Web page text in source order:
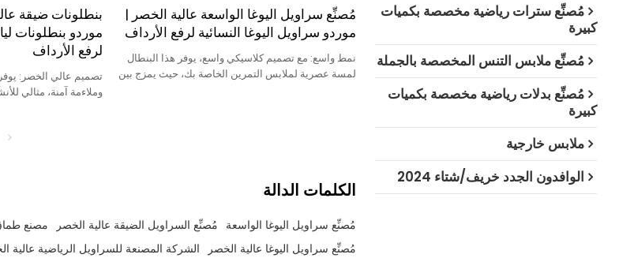
مُصنِّع سراويل اليوغا الواسعة عالية الخصر |
موردو سراويل اليوغا النسائية لرفع الأرداف
نمط واسع: مع تصميم كلاسيكي واسع، يوفر هذا البنطال
لمسة عصرية لملابس التمرين الخاصة بك، حيث يمزج بين
بنطلونات ضيقة
موردو بنطلونات
لرفع الأرداف
تصميم عالي الخصر:
وملاءمة آمنة، مثالي
الكلمات الدالة
مُصنِّع سراويل اليوغا الواسعة مُصنِّع السراويل الضيقة عالية الخصر مصنع طماق
مُصنِّع سراويل اليوغا عالية الخصر
الشركة المصنعة للسراويل الرياضية عالية
مُصنِّع سترات رياضية مخصصة بكميات
كبيرة
مُصنِّع ملابس التنس المخصصة بالجملة
مُصنِّع بدلات رياضية مخصصة بكميات
كبيرة
ملابس خارجية
الوافدون الجدد خريف/شتاء 2024